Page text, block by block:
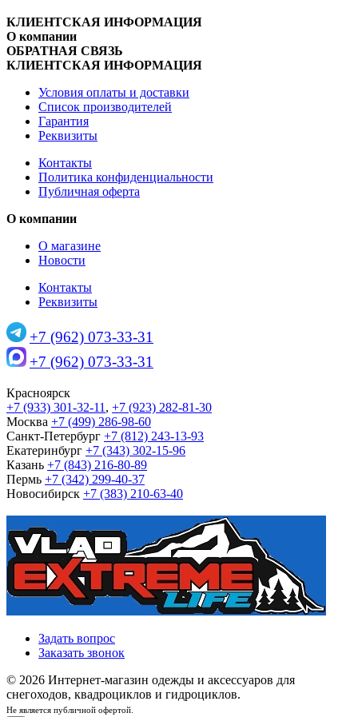
КЛИЕНТСКАЯ ИНФОРМАЦИЯ
О компании
ОБРАТНАЯ СВЯЗЬ
КЛИЕНТСКАЯ ИНФОРМАЦИЯ
Условия оплаты и доставки
Список производителей
Гарантия
Реквизиты
Контакты
Политика конфиденциальности
Публичная оферта
О компании
О магазине
Новости
Контакты
Реквизиты
+7 (962) 073-33-31
+7 (962) 073-33-31
Красноярск
+7 (933) 301-32-11 , +7 (923) 282-81-30
Москва +7 (499) 286-98-60
Санкт-Петербург +7 (812) 243-13-93
Екатеринбург +7 (343) 302-15-96
Казань +7 (843) 216-80-89
Пермь +7 (342) 299-40-37
Новосибирск +7 (383) 210-63-40
Задать вопрос
Заказать звонок
© 2026 Интернет-магазин одежды и аксессуаров для
снегоходов, квадроциклов и гидроциклов.
Не является публичной офертой.